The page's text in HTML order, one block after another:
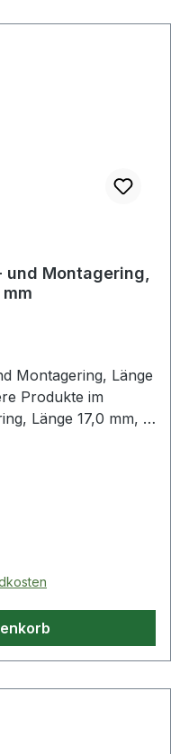
und Montagering,
Montagering, Länge